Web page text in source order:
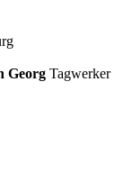
Georg Tagwerker